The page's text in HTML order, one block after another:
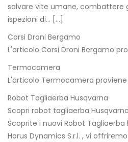
salvare vite umane, combattere
ispezioni di… […]
Corsi Droni Bergamo
L'articolo Corsi Droni Bergamo
Termocamera
L'articolo Termocamera proviene
Robot Tagliaerba Husqvarna
Scopri robot tagliaerba
Scoprite i nuovi Robot
Horus Dynamics S.r.l. , vi